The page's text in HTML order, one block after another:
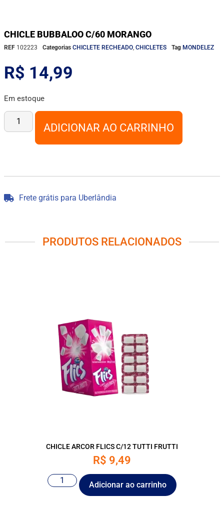
CHICLE BUBBALOO C/60 MORANGO
REF 102223 Categorias CHICLETE RECHEADO CHICLETES Tag MONDELEZ
R$ 14,99
Em estoque
ADICIONAR AO CARRINHO
Frete grátis para Uberlândia
PRODUTOS RELACIONADOS
CHICLE ARCOR FLICS C/12 TUTTI FRUTTI
R$ 9,49
Adicionar ao carrinho